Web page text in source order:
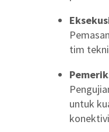
tim
untuk